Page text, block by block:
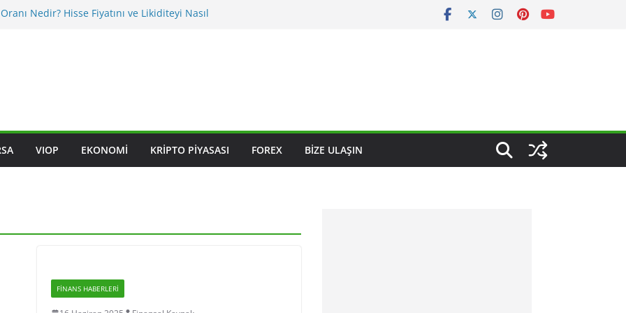
Nedir? Hisse Fiyatını ve Likiditeyi Nasıl
Değişiklikleri BIST Hisselerini Nasıl Etkiler?
Değişiklikleri Hisseleri Nasıl Etkiler?
Nedir? Sektörel Rotasyon Nasıl Takip
VIOP EKONOMI KRIPTO PIYASASI FOREX BIZE ULAŞIN
FINANS HABERLERI